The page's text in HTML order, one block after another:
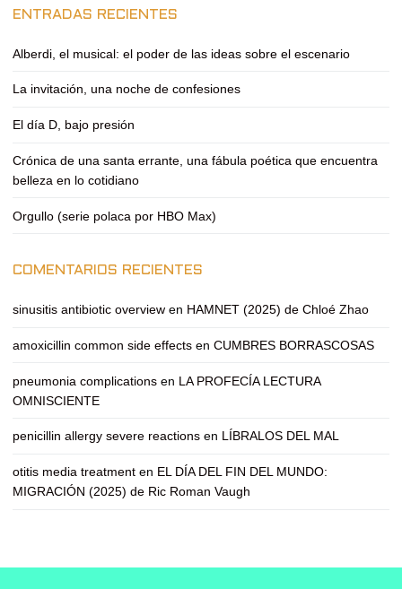
ENTRADAS RECIENTES
Alberdi, el musical: el poder de las ideas sobre el escenario
La invitación, una noche de confesiones
El día D, bajo presión
Crónica de una santa errante, una fábula poética que encuentra
belleza en lo cotidiano
Orgullo (serie polaca por HBO Max)
COMENTARIOS RECIENTES
sinusitis antibiotic overview en HAMNET (2025) de Chloé Zhao
amoxicillin common side effects en CUMBRES BORRASCOSAS
pneumonia complications en LA PROFECÍA LECTURA
OMNISCIENTE
penicillin allergy severe reactions en LÍBRALOS DEL MAL
otitis media treatment en EL DÍA DEL FIN DEL MUNDO:
MIGRACIÓN (2025) de Ric Roman Vaugh